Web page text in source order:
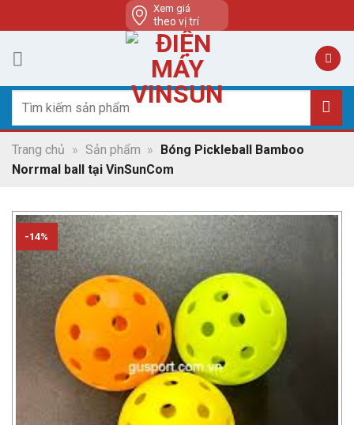
to
content
Xem giá
theo vị trí
kiếm:
Trang chủ » Sản phẩm » Bóng Pickleball Bamboo
Norrmal ball tại VinSunCom
-14%